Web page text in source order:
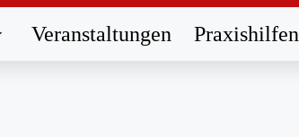
Veranstaltungen Praxishilfen